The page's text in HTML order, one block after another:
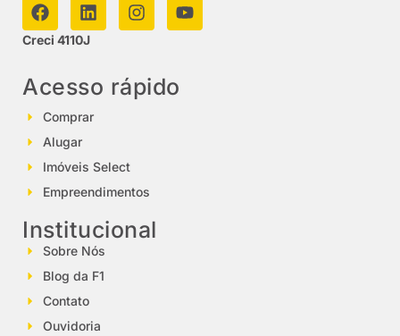
Creci 4110J
Acesso rápido
Comprar
Alugar
Imóveis Select
Empreendimentos
Institucional
Sobre Nós
Blog da F1
Contato
Ouvidoria